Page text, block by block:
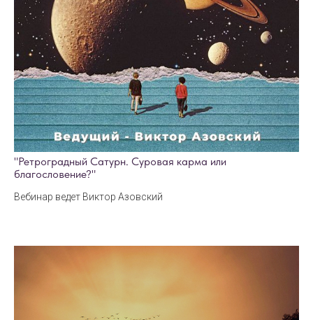
"Ретроградный Сатурн. Суровая карма или
благословение?"
Вебинар ведет Виктор Азовский